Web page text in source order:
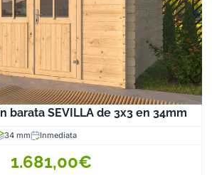
barata SEVILLA de 3x3 en 34mm
34 mm Inmediata
1.681,00€